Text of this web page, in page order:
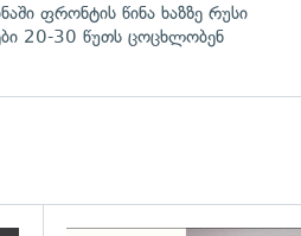
ფრონტის წინა ხაზზე რუსი
20-30 წუთს ცოცხლობენ